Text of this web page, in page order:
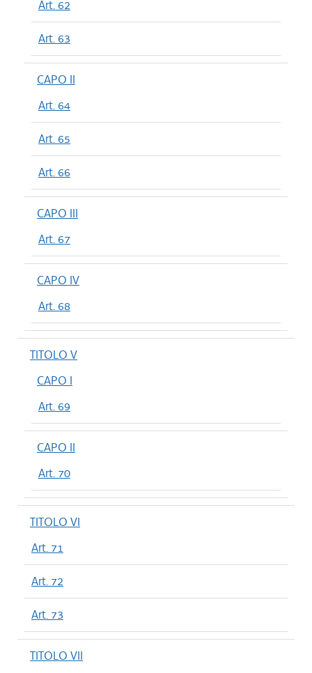
Art. 62
Art. 63
CAPO II
Art. 64
Art. 65
Art. 66
CAPO III
Art. 67
CAPO IV
Art. 68
TITOLO V
CAPO I
Art. 69
CAPO II
Art. 70
TITOLO VI
Art. 71
Art. 72
Art. 73
TITOLO VII